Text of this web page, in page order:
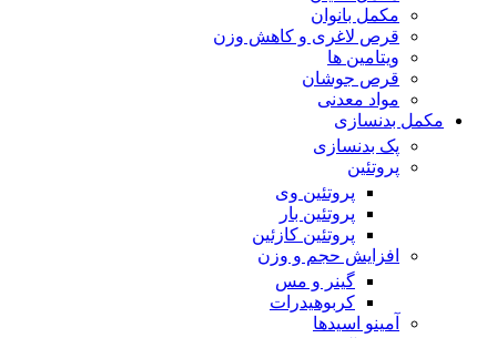
مکمل بانوان
قرص لاغری و کاهش وزن
ویتامین ها
قرص جوشان
مواد معدنی
مکمل بدنسازی
پک بدنسازی
پروتئین
پروتئین وی
پروتئین بار
پروتئین کازئین
افزایش حجم و وزن
گینر و مس
کربوهیدرات
آمینو اسیدها